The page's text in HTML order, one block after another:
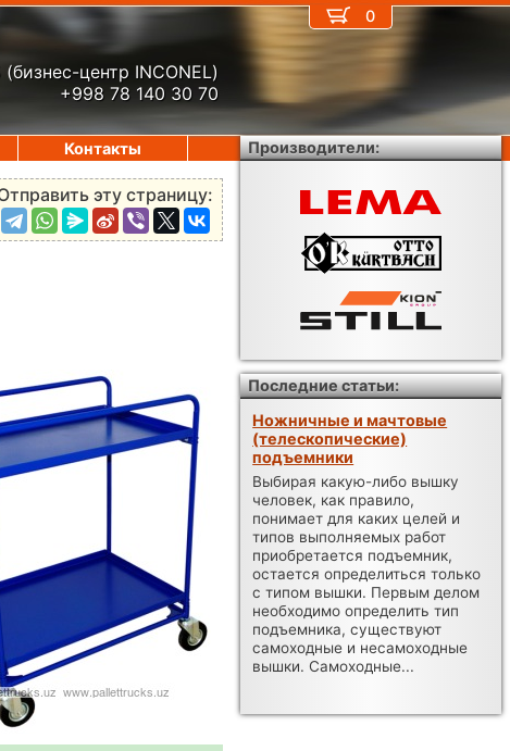
(бизнес-центр INCONEL)
+998 78 140 30 70
эту страницу:
0
Контакты Производители:
Последние статьи:
Ножничные и мачтовые
(телескопические)
подъемники
Выбирая какую-либо вышку
человек, как правило,
понимает для каких целей и
типов выполняемых работ
приобретается подъемник,
остается определиться только
с типом вышки. Первым делом
необходимо определить тип
подъемника, существуют
самоходные и несамоходные
вышки. Самоходные...